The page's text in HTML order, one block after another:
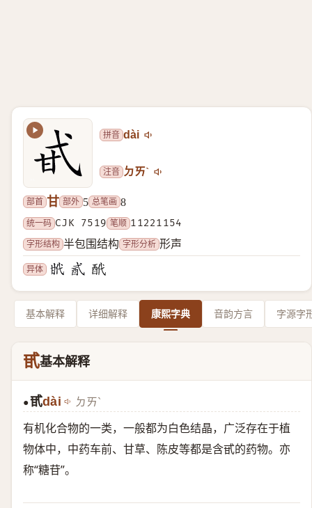
拼音 dài
注音 ㄉㄞˋ
部首 甘 部外 5 总笔画 8
统一码 CJK 7519 笔顺 11221154
字形结构 半包围结构 字形分析 形声
异体
基本解释 详细解释 康熙字典 音韵方言 字源字
甙基本解释
●甙dài ㄉㄞˋ
有机化合物的一类，一般都为白色结晶，广泛存在于植
物体中，中药车前、甘草、陈皮等都是含甙的药物。亦
称“糖苷”。